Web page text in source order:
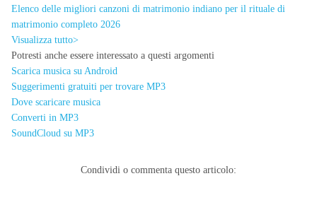
Elenco delle migliori canzoni di matrimonio indiano per il rituale di
matrimonio completo 2026
Visualizza tutto>
Potresti anche essere interessato a questi argomenti
Scarica musica su Android
Suggerimenti gratuiti per trovare MP3
Dove scaricare musica
Converti in MP3
SoundCloud su MP3
Condividi o commenta questo articolo: